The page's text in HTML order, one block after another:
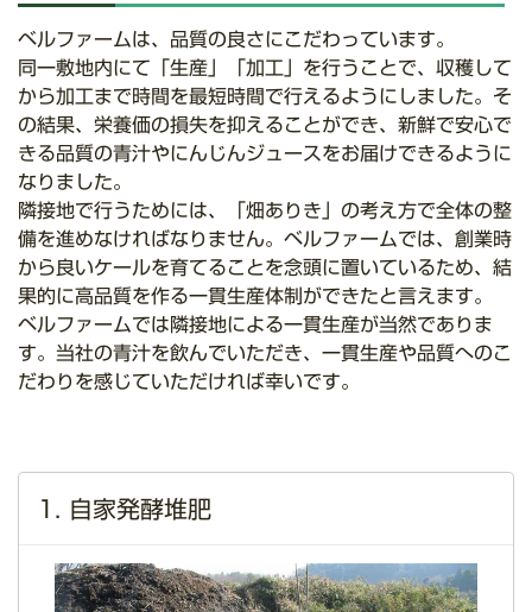
ベルファームは、品質の良さにこだわっています。
同一敷地内にて「生産」「加工」を行うことで、収穫して
から加工まで時間を最短時間で行えるようにしました。そ
の結果、栄養価の損失を抑えることができ、新鮮で安心で
きる品質の青汁やにんじんジュースをお届けできるように
なりました。
隣接地で行うためには、「畑ありき」の考え方で全体の整
備を進めなければなりません。ベルファームでは、創業時
から良いケールを育てることを念頭に置いているため、結
果的に高品質を作る一貫生産体制ができたと言えます。
ベルファームでは隣接地による一貫生産が当然でありま
す。当社の青汁を飲んでいただき、一貫生産や品質へのこ
だわりを感じていただければ幸いです。
1. 自家発酵堆肥